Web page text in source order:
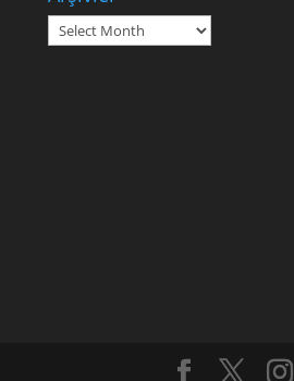
Arşivler